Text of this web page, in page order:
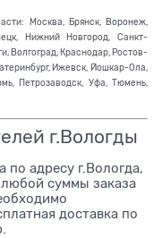
Москва, Брянск, Воронеж,
Нижний Новгород, Санкт-
Волгоград, Краснодар, Ростов-
Ижевск, Йошкар-Ола,
Петрозаводск, Уфа, Тюмень,
г.Вологды
по адресу г.Вологда,
суммы заказа
доставка по